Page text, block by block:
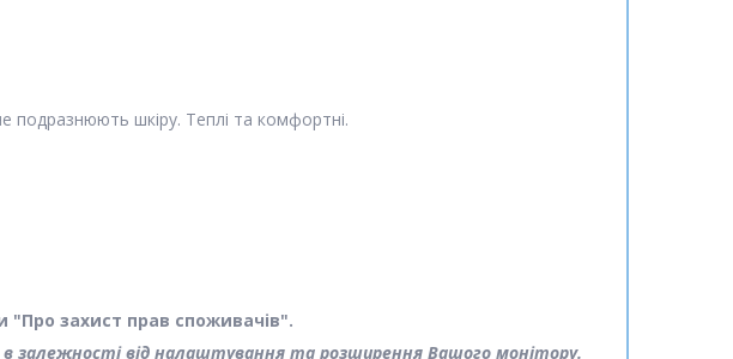
подразнюють шкіру. Теплі та комфортні.
захист прав споживачів".
в залежності від налаштування та розширення Вашого монітору.